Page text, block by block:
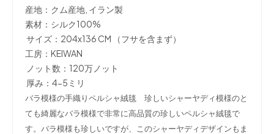
産地：クム産地, イラン製
素材：シルク100%
サイズ：204x136 CM （フサを含まず）
工房：KEIWAN
ノット数：120万ノット
厚み：4-5ミリ
バラ模様の手織りペルシャ絨毯 珍しいシャーヤディ模様のと
ても綺麗なバラ模様で非常に高品質の珍しいペルシャ絨毯で
す。バラ模様も珍しいですが、このシャーヤディデザインもま